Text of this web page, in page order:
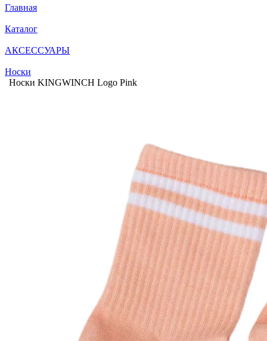
Главная
Каталог
АКСЕССУАРЫ
Носки
Носки KINGWINCH Logo Pink